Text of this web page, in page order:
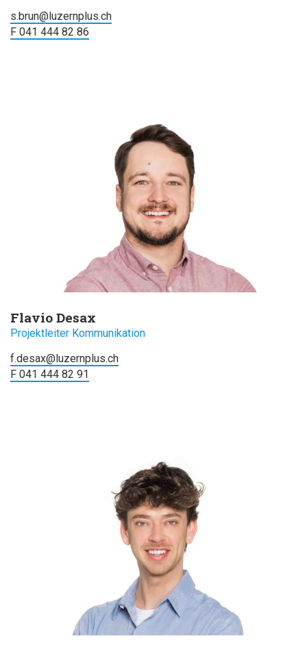
s.brun@luzernplus.ch
F 041 444 82 86
Flavio Desax
Projektleiter Kommunikation
f.desax@luzernplus.ch
F 041 444 82 91